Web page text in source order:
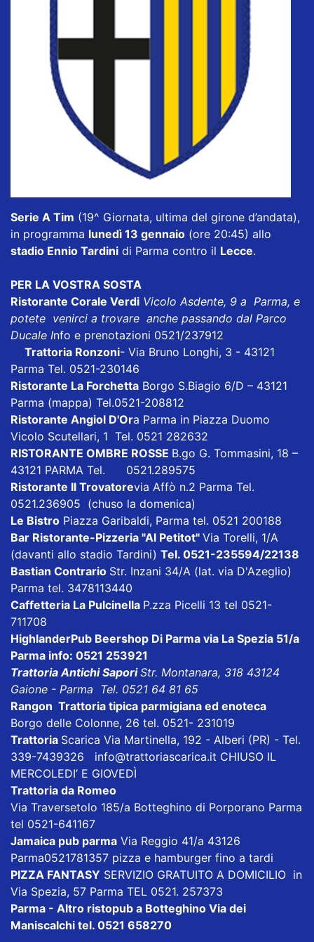
Serie A Tim (19^ Giornata, ultima del girone d’andata),
in programma lunedì 13 gennaio (ore 20:45) allo
stadio Ennio Tardini di Parma contro il Lecce.
PER LA VOSTRA SOSTA
Ristorante Corale Verdi Vicolo Asdente, 9 a Parma, e
potete venirci a trovare anche passando dal Parco
Ducale Info e prenotazioni 0521/237912
Trattoria Ronzoni- Via Bruno Longhi, 3 - 43121
Parma Tel. 0521-230146
Ristorante La Forchetta Borgo S.Biagio 6/D – 43121
Parma (mappa) Tel.0521-208812
Ristorante Angiol D'Ora Parma in Piazza Duomo
Vicolo Scutellari, 1 Tel. 0521 282632
RISTORANTE OMBRE ROSSE B.go G. Tommasini, 18 –
43121 PARMA Tel. 0521.289575
Ristorante Il Trovatorevia Affò n.2 Parma Tel.
0521.236905 (chuso la domenica)
Le Bistro Piazza Garibaldi, Parma tel. 0521 200188
Bar Ristorante-Pizzeria "Al Petitot" Via Torelli, 1/A
(davanti allo stadio Tardini) Tel. 0521-235594/22138
Bastian Contrario Str. Inzani 34/A (lat. via D'Azeglio)
Parma tel. 3478113440
Caffetteria La Pulcinella P.zza Picelli 13 tel 0521-
711708
HighlanderPub Beershop Di Parma via La Spezia 51/a
Parma info: 0521 253921
Trattoria Antichi SaporiStr. Montanara, 318 43124
Gaione - Parma Tel. 0521 64 81 65
Rangon Trattoria tipica parmigiana ed enoteca
Borgo delle Colonne, 26 tel. 0521- 231019
Trattoria Scarica Via Martinella, 192 - Alberi (PR) - Tel.
339-7439326 info@trattoriascarica.it CHIUSO IL
MERCOLEDI’ E GIOVEDÌ
Trattoria da Romeo
Via Traversetolo 185/a Botteghino di Porporano Parma
tel 0521-641167
Jamaica pub parma Via Reggio 41/a 43126
Parma0521781357 pizza e hamburger fino a tardi
PIZZA FANTASY SERVIZIO GRATUITO A DOMICILIO in
Via Spezia, 57 Parma TEL 0521. 257373
Parma - Altro ristopub a Botteghino Via dei
Maniscalchi tel. 0521 658270